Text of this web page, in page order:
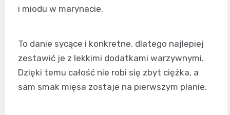
i miodu w marynacie.
To danie sycące i konkretne, dlatego najlepiej
zestawić je z lekkimi dodatkami warzywnymi.
Dzięki temu całość nie robi się zbyt ciężka, a
sam smak mięsa zostaje na pierwszym planie.